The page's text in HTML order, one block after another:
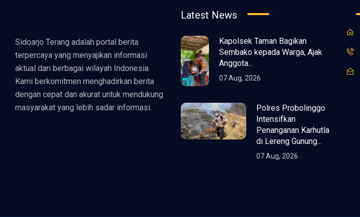
Sidoarjo Terang adalah portal berita
terpercaya yang menyajikan informasi
aktual dari berbagai wilayah Indonesia.
Kami berkomitmen menghadirkan berita
dengan cepat dan akurat untuk mendukung
masyarakat yang lebih sadar informasi.
Latest News
Kapolsek Taman Bagikan
Sembako kepada Warga, Ajak
Anggota...
07 Aug, 2026
Polres Probolinggo
Intensifkan
Penanganan Karhutla
di Lereng Gunung...
07 Aug, 2026